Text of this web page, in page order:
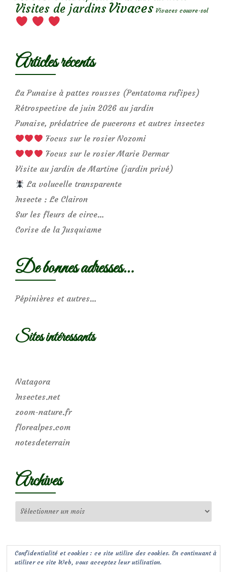
Visites de jardins Vivaces Vivaces couvre-sol
Articles récents
La Punaise à pattes rousses (Pentatoma rufipes)
Rétrospective de juin 2026 au jardin
Punaise, prédatrice de pucerons et autres insectes
Focus sur le rosier Nozomi
Focus sur le rosier Marie Dermar
Visite au jardin de Martine (jardin privé)
La volucelle transparente
Insecte : Le Clairon
Sur les fleurs de circe…
Corise de la Jusquiame
De bonnes adresses…
Pépinières et autres…
Sites intéressants
Natagora
Insectes.net
zoom-nature.fr
florealpes.com
notesdeterrain
Archives
Confidentialité et cookies : ce site utilise des cookies. En continuant à
utiliser ce site Web, vous acceptez leur utilisation.